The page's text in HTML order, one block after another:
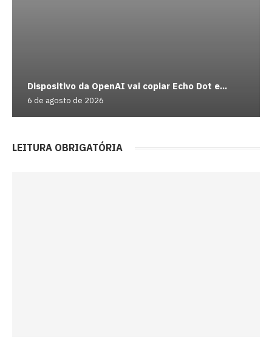
Dispositivo da OpenAI vai copiar Echo Dot e...
6 de agosto de 2026
LEITURA OBRIGATÓRIA